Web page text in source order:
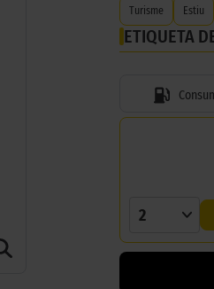
Turisme Estiu
ETIQUETA
2